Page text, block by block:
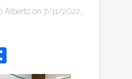
Alberto on 7/11/2022,